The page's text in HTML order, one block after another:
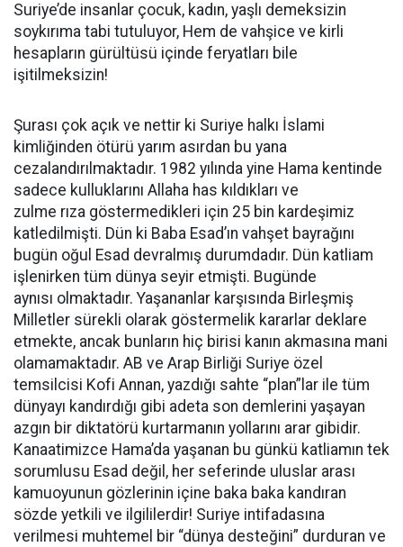
Suriye’de insanlar çocuk, kadın, yaşlı demeksizin
soykırıma tabi tutuluyor, Hem de vahşice ve kirli
hesapların gürültüsü içinde feryatları bile
işitilmeksizin!
Şurası çok açık ve nettir ki Suriye halkı İslami
kimliğinden ötürü yarım asırdan bu yana
cezalandırılmaktadır. 1982 yılında yine Hama kentinde
sadece kulluklarını Allaha has kıldıkları ve
zulme rıza göstermedikleri için 25 bin kardeşimiz
katledilmişti. Dün ki Baba Esad’ın vahşet bayrağını
bugün oğul Esad devralmış durumdadır. Dün katliam
işlenirken tüm dünya seyir etmişti. Bugünde
aynısı olmaktadır. Yaşananlar karşısında Birleşmiş
Milletler sürekli olarak göstermelik kararlar deklare
etmekte, ancak bunların hiç birisi kanın akmasına mani
olamamaktadır. AB ve Arap Birliği Suriye özel
temsilcisi Kofi Annan, yazdığı sahte “plan”lar ile tüm
dünyayı kandırdığı gibi adeta son demlerini yaşayan
azgın bir diktatörü kurtarmanın yollarını arar gibidir.
Kanaatimizce Hama’da yaşanan bu günkü katliamın tek
sorumlusu Esad değil, her seferinde uluslar arası
kamuoyunun gözlerinin içine baka baka kandıran
sözde yetkili ve ilgililerdir! Suriye intifadasına
verilmesi muhtemel bir “dünya desteğini” durduran ve